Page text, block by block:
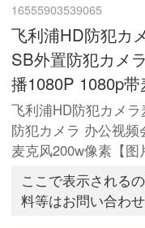
16555903539065
飞利浦HD防犯カ
SB外置防犯カメ
播1080P 1080p
飞利浦HD防犯カメ
防犯カメラ 办公视频
麦克风200w像素【
ここで表示される
料等はお問い合わ